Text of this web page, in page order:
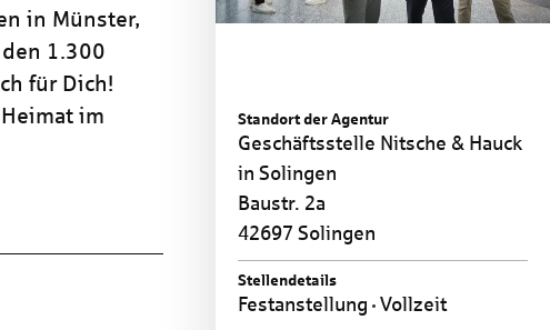
Standort der Agentur
Geschäftsstelle Nitsche & Hauck
in Solingen
Baustr. 2a
42697 Solingen
Stellendetails
Festanstellung Vollzeit
in Münster,
1.300
für Dich!
im